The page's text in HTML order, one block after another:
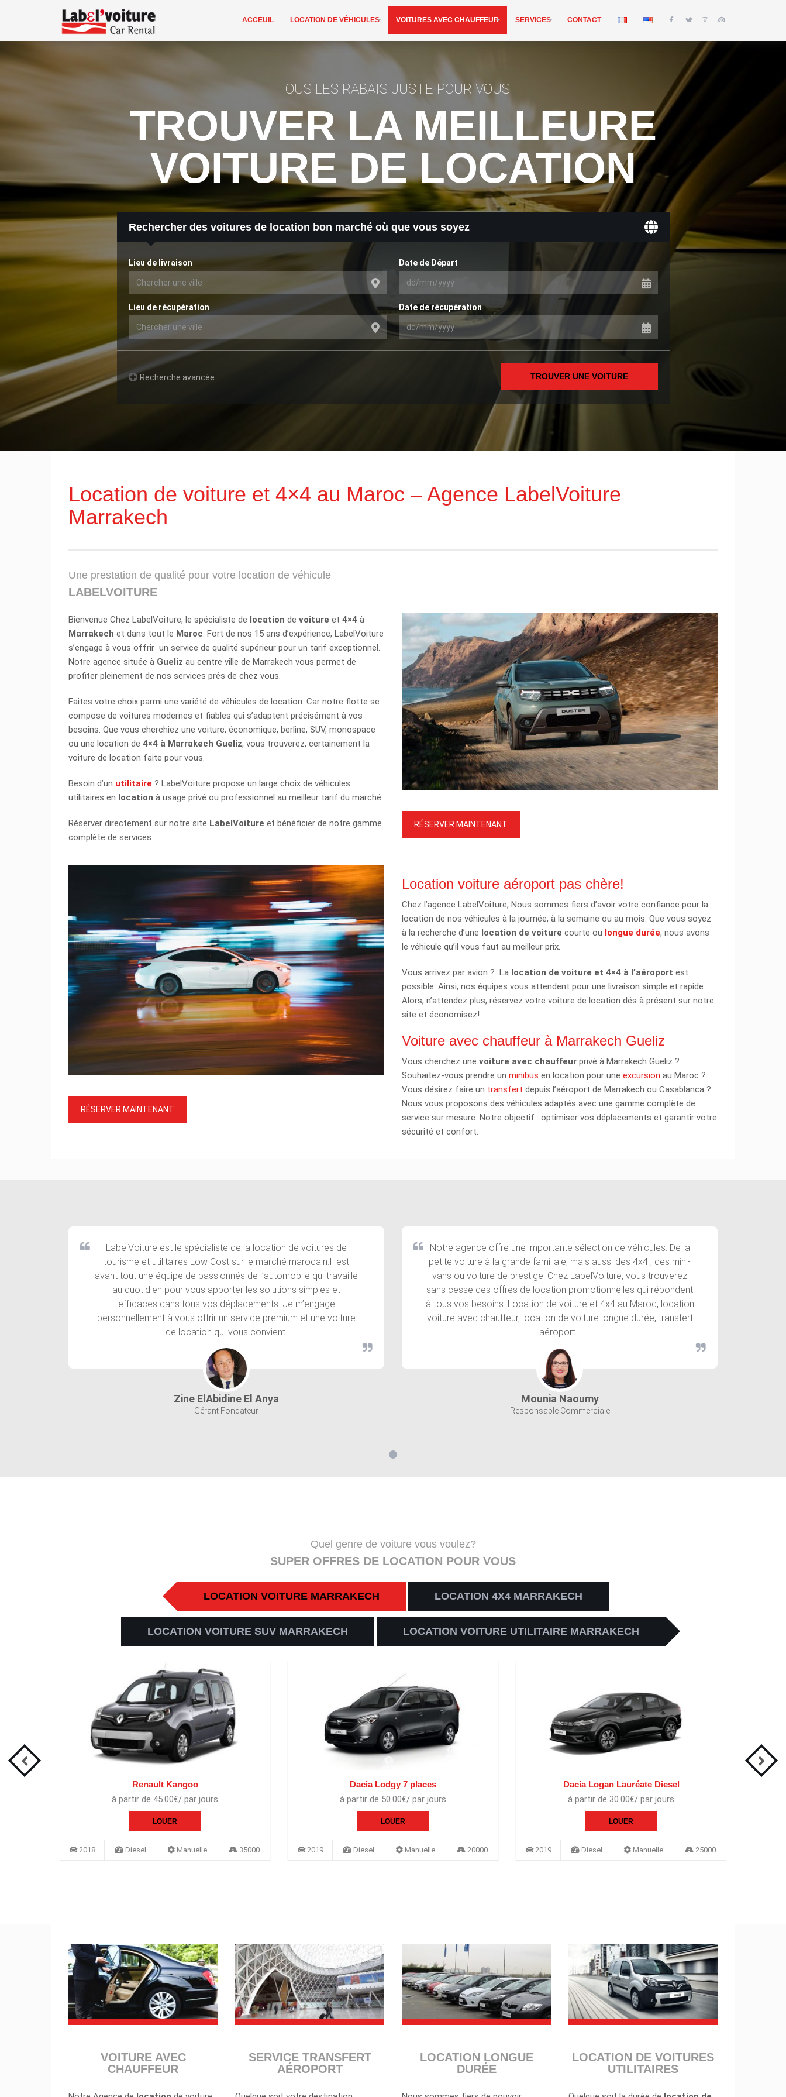
ACCEUIL LOCATION DE VÉHICULES VOITURES AVEC CHAUFFEUR SERVICES CONTACT
TOUS LES RABAIS JUSTE POUR VOUS
TROUVER LA MEILLEURE
VOITURE DE LOCATION
Rechercher des voitures de location bon marché où que vous soyez
Lieu de livraison Date de Départ
Lieu de récupération Date de récupération
Recherche avancée TROUVER UNE VOITURE
Location de voiture et 4×4 au Maroc – Agence LabelVoiture
Marrakech
Une prestation de qualité pour votre location de véhicule
LABELVOITURE
Bienvenue Chez LabelVoiture, le spécialiste de location de voiture et 4×4 à
Marrakech et dans tout le Maroc. Fort de nos 15 ans d’expérience, LabelVoiture
s’engage à vous offrir un service de qualité supérieur pour un tarif exceptionnel.
Notre agence située à Gueliz au centre ville de Marrakech vous permet de
profiter pleinement de nos services prés de chez vous.
Faites votre choix parmi une variété de véhicules de location. Car notre flotte se
compose de voitures modernes et fiables qui s’adaptent précisément à vos
besoins. Que vous cherchiez une voiture, économique, berline, SUV, monospace
ou une location de 4×4 à Marrakech Gueliz, vous trouverez, certainement la
voiture de location faite pour vous.
Besoin d’un utilitaire ? LabelVoiture propose un large choix de véhicules
utilitaires en location à usage privé ou professionnel au meilleur tarif du marché.
Réserver directement sur notre site LabelVoiture et bénéficier de notre gamme
complète de services.
RÉSERVER MAINTENANT
RÉSERVER MAINTENANT
Location voiture aéroport pas chère!
Chez l’agence LabelVoiture, Nous sommes fiers d’avoir votre confiance pour la
location de nos véhicules à la journée, à la semaine ou au mois. Que vous soyez
à la recherche d’une location de voiture courte ou longue durée, nous avons
le véhicule qu’il vous faut au meilleur prix.
Vous arrivez par avion ? La location de voiture et 4×4 à l’aéroport est
possible. Ainsi, nos équipes vous attendent pour une livraison simple et rapide.
Alors, n’attendez plus, réservez votre voiture de location dés à présent sur notre
site et économisez!
Voiture avec chauffeur à Marrakech Gueliz
Vous cherchez une voiture avec chauffeur privé à Marrakech Gueliz ?
Souhaitez-vous prendre un minibus en location pour une excursion au Maroc ?
Vous désirez faire un transfert depuis l’aéroport de Marrakech ou Casablanca ?
Nous vous proposons des véhicules adaptés avec une gamme complète de
service sur mesure. Notre objectif : optimiser vos déplacements et garantir votre
sécurité et confort.
LabelVoiture est le spécialiste de la location de voitures de
tourisme et utilitaires Low Cost sur le marché marocain.Il est
avant tout une équipe de passionnés de l’automobile qui travaille
au quotidien pour vous apporter les solutions simples et
efficaces dans tous vos déplacements. Je m’engage
personnellement à vous offrir un service premium et une voiture
de location qui vous convient.
Zine ElAbidine El Anya
Gérant Fondateur
Notre agence offre une importante sélection de véhicules. De la
petite voiture à la grande familiale, mais aussi des 4x4 , des mini-
vans ou voiture de prestige. Chez LabelVoiture, vous trouverez
sans cesse des offres de location promotionnelles qui répondent
à tous vos besoins. Location de voiture et 4x4 au Maroc, location
voiture avec chauffeur, location de voiture longue durée, transfert
aéroport…
Mounia Naoumy
Responsable Commerciale
Quel genre de voiture vous voulez?
SUPER OFFRES DE LOCATION POUR VOUS
LOCATION VOITURE MARRAKECH LOCATION 4X4 MARRAKECH
LOCATION VOITURE SUV MARRAKECH LOCATION VOITURE UTILITAIRE MARRAKECH
Renault Kangoo
à partir de 45.00€/ par jours
LOUER
2018 Diesel Manuelle 35000
Dacia Lodgy 7 places
à partir de 50.00€/ par jours
LOUER
2019 Diesel Manuelle 20000
Dacia Logan Lauréate Diesel
à partir de 30.00€/ par jours
LOUER
2019 Diesel Manuelle 25000
VOITURE AVEC
CHAUFFEUR
SERVICE TRANSFERT
AÉROPORT
LOCATION LONGUE
DURÉE
LOCATION DE VOITURES
UTILITAIRES